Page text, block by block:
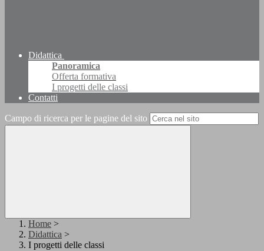
Didattica
Panoramica
Offerta formativa
I progetti delle classi
Contatti
Campo di ricerca per le pagine del sito
Home >
Didattica >
I progetti delle classi